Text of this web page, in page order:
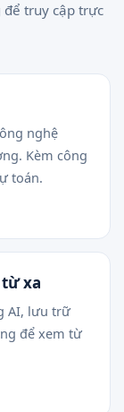
để truy cập trực
nghệ
Kèm công
toán.
xa
AI, lưu trữ
để xem từ